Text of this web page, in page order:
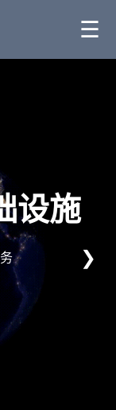
☰
设施
❯